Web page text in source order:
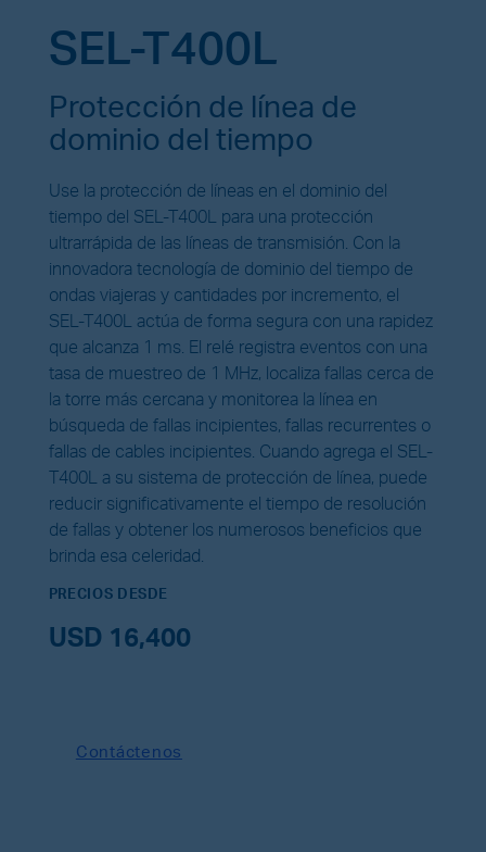
SEL-T400L
Protección de línea de
dominio del tiempo
Use la protección de líneas en el dominio del
tiempo del SEL-T400L para una protección
ultrarrápida de las líneas de transmisión. Con la
innovadora tecnología de dominio del tiempo de
ondas viajeras y cantidades por incremento, el
SEL-T400L actúa de forma segura con una rapidez
que alcanza 1 ms. El relé registra eventos con una
tasa de muestreo de 1 MHz, localiza fallas cerca de
la torre más cercana y monitorea la línea en
búsqueda de fallas incipientes, fallas recurrentes o
fallas de cables incipientes. Cuando agrega el SEL-
T400L a su sistema de protección de línea, puede
reducir significativamente el tiempo de resolución
de fallas y obtener los numerosos beneficios que
brinda esa celeridad.
PRECIOS DESDE
USD 16,400
Contáctenos